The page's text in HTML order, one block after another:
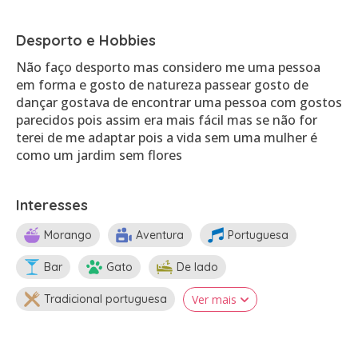
Desporto e Hobbies
Não faço desporto mas considero me uma pessoa
em forma e gosto de natureza passear gosto de
dançar gostava de encontrar uma pessoa com gostos
parecidos pois assim era mais fácil mas se não for
terei de me adaptar pois a vida sem uma mulher é
como um jardim sem flores
Interesses
Morango Aventura Portuguesa
Bar Gato De lado
Tradicional portuguesa Ver mais